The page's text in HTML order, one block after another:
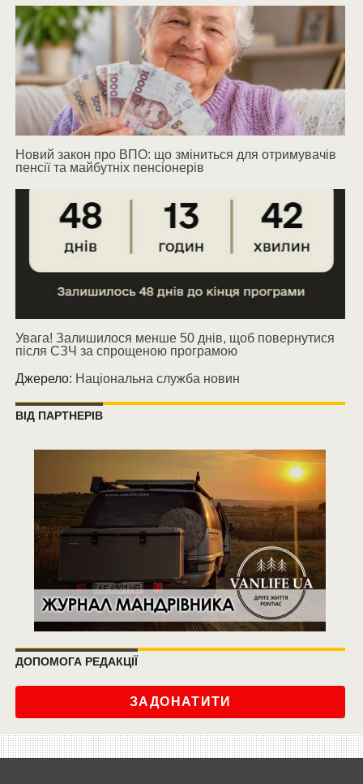
Новий закон про ВПО: що зміниться для отримувачів
пенсії та майбутніх пенсіонерів
Увага! Залишилося менше 50 днів, щоб повернутися
після СЗЧ за спрощеною програмою
Джерело: Національна служба новин
ВІД ПАРТНЕРІВ
ДОПОМОГА РЕДАКЦІЇ
ЗАДОНАТИТИ